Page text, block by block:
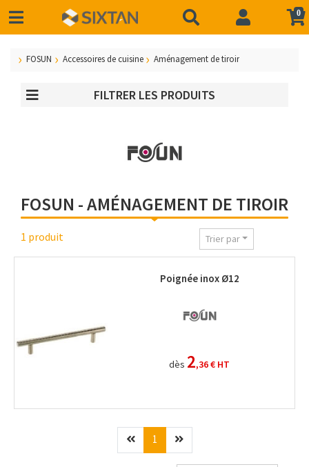
0
FOSUN Accessoires de cuisine Aménagement de tiroir
FILTRER LES PRODUITS
FOSUN - AMÉNAGEMENT DE TIROIR
1 produit Trier par
Poignée inox Ø12
dès 2,36 € HT
Précédent
1 (current)Suivant